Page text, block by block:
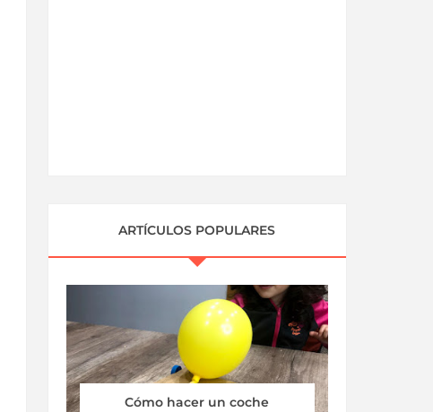
ARTÍCULOS POPULARES
Cómo hacer un coche